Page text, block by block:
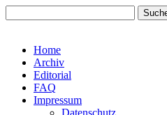
Home
Archiv
Editorial
FAQ
Impressum
Datenschutz